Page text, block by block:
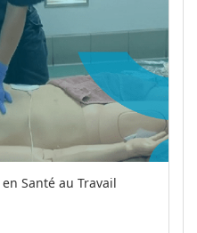
Santé au Travail